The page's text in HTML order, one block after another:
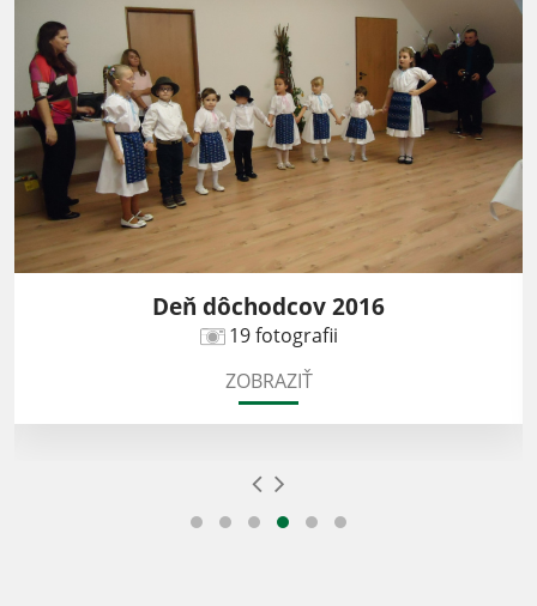
Deň dôchodcov 2016
19 fotografii
ZOBRAZIŤ